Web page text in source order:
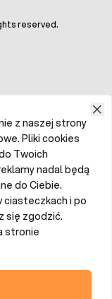
reserved.
z naszej strony
Pliki cookies
Twoich
nadal będą
do Ciebie.
ciasteczkach i po
się zgodzić.
stronie